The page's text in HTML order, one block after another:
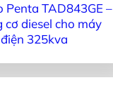
Penta TAD843GE –
cơ diesel cho máy
325kva